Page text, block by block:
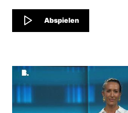
Abspielen